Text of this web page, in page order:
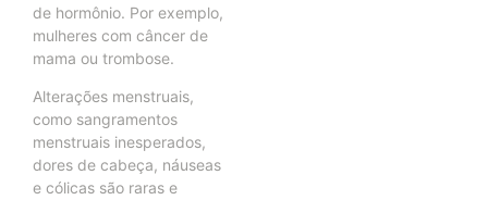
de hormônio. Por exemplo,
mulheres com câncer de
mama ou trombose.
Alterações menstruais,
como sangramentos
menstruais inesperados,
dores de cabeça, náuseas
e cólicas são raras e